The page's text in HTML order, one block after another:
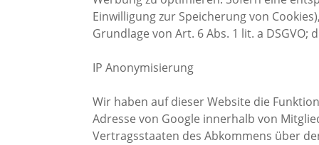
Einwilligung zur Speicherung von
Grundlage von Art. 6 Abs. 1 lit. a
IP Anonymisierung
Wir haben auf dieser Website die
Adresse von Google innerhalb von
Vertragsstaaten des Abkommens über